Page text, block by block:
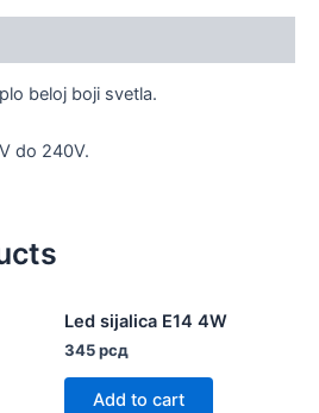
beloj boji svetla.
do 240V.
Led sijalica E14 4W
345рсд
Add to cart